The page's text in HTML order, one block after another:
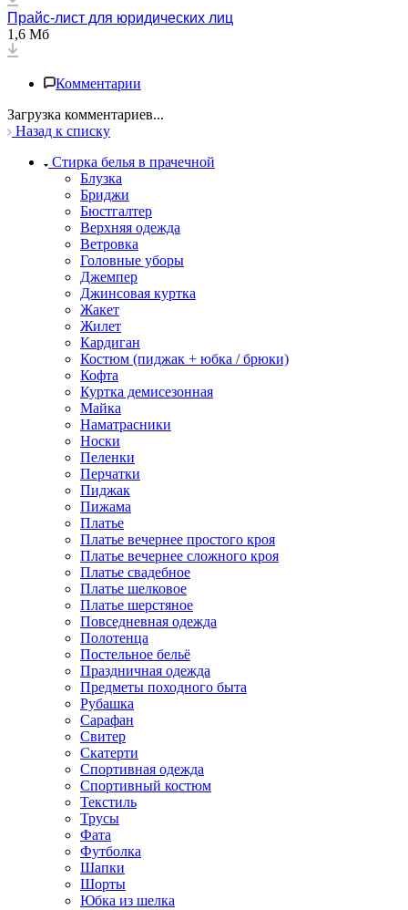
Прайс-лист для юридических лиц
1,6 Мб
Комментарии
Загрузка комментариев...
Назад к списку
Стирка белья в прачечной
Блузка
Бриджи
Бюстгалтер
Верхняя одежда
Ветровка
Головные уборы
Джемпер
Джинсовая куртка
Жакет
Жилет
Кардиган
Костюм (пиджак + юбка / брюки)
Кофта
Куртка демисезонная
Майка
Наматрасники
Носки
Пеленки
Перчатки
Пиджак
Пижама
Платье
Платье вечернее простого кроя
Платье вечернее сложного кроя
Платье свадебное
Платье шелковое
Платье шерстяное
Повседневная одежда
Полотенца
Постельное бельё
Праздничная одежда
Предметы походного быта
Рубашка
Сарафан
Свитер
Скатерти
Спортивная одежда
Спортивный костюм
Текстиль
Трусы
Фата
Футболка
Шапки
Шорты
Юбка из шелка